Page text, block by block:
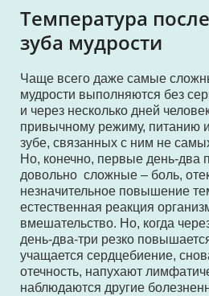
Температура
зуба мудрости
Чаще всего даже самые
мудрости выполняются без
и через несколько дней
привычному режиму, питанию
зубе, связанных с ним не
Но, конечно, первые день-два
довольно сложные – боль,
незначительное повышение
естественная реакция
вмешательство. Но, когда
день-два-три резко
учащается сердцебиение,
отечность, напухают
наблюдаются другие